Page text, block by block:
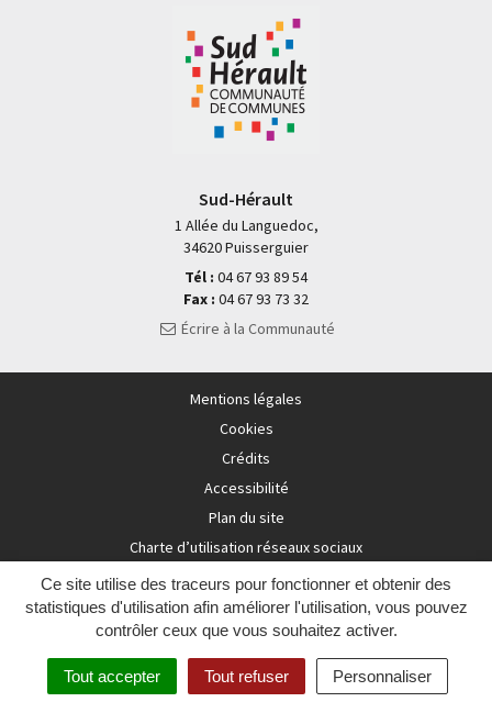
Ce site utilise des traceurs pour fonctionner et obtenir des
statistiques d'utilisation afin améliorer l'utilisation, vous pouvez
contrôler ceux que vous souhaitez activer.
Tout accepter Tout refuser Personnaliser
Sud-Hérault
1 Allée du Languedoc,
34620 Puisserguier
Tél : 04 67 93 89 54
Fax : 04 67 93 73 32
Écrire à la Communauté
Mentions légales
Cookies
Crédits
Accessibilité
Plan du site
Charte d’utilisation réseaux sociaux